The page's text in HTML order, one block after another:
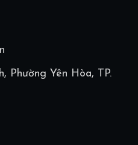
Phường Yên Hòa, TP.